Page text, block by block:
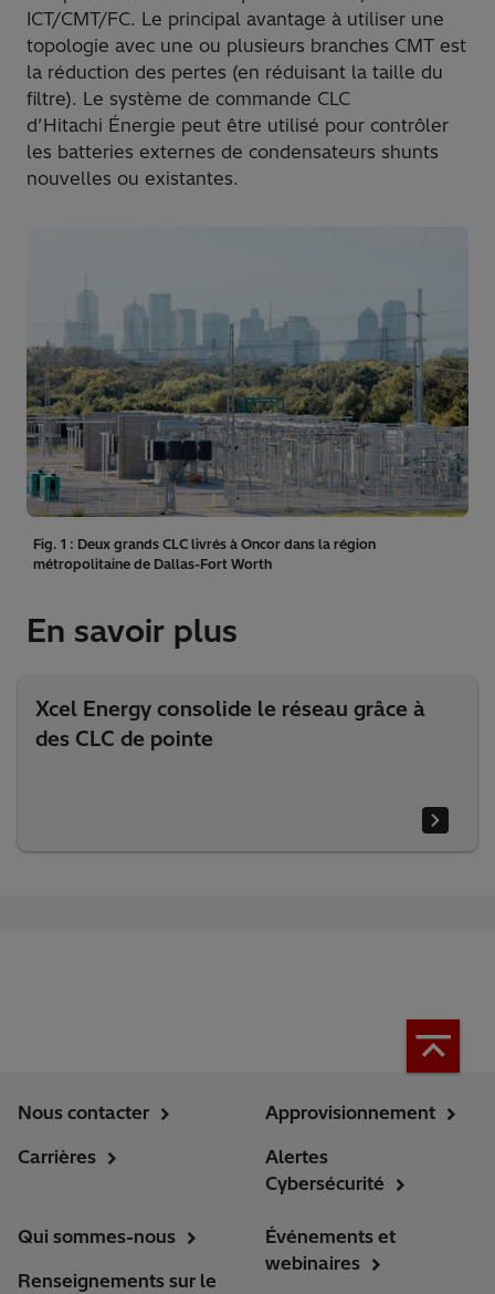
ICT/CMT/FC. Le principal avantage à utiliser une
topologie avec une ou plusieurs branches CMT est
la réduction des pertes (en réduisant la taille du
filtre). Le système de commande CLC
d’Hitachi Énergie peut être utilisé pour contrôler
les batteries externes de condensateurs shunts
nouvelles ou existantes.
Fig. 1 : Deux grands CLC livrés à Oncor dans la région
métropolitaine de Dallas-Fort Worth
En savoir plus
Xcel Energy consolide le réseau grâce à
des CLC de pointe
Nous contacter
Carrières
Approvisionnement
Alertes
Cybersécurité
Qui sommes-nous
Renseignements sur le
Événements et
webinaires